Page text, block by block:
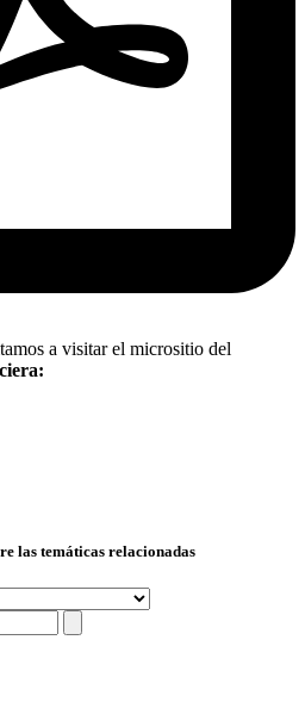
a visitar el micrositio del
las temáticas relacionadas